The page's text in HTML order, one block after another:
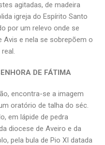
agitadas, de madeira
igreja do Espírito Santo
por um relevo onde se
Avis e nela se sobrepõem o
DE FÁTIMA
encontra-se a imagem
oratório de talha do séc.
em lápide de pedra
diocese de Aveiro e da
pela bula de Pio XI datada